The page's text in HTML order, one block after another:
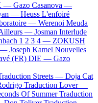
— Gazo Casanova —
— Heuss L'enfoiré
— Werenoi Meuda
— Josman Interlude
1 2 3 4 — ZOKUSH
— Joseph Kamel Nouvelles
(FR) DIE — Gazo
Streets — Doja Cat
Traduction Lover —
Of Summer Traduction